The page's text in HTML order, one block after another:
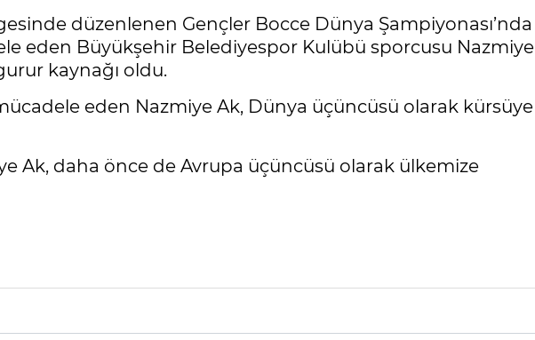
düzenlenen Gençler Bocce Dünya Şampiyonası’nda
eden Büyükşehir Belediyespor Kulübü sporcusu Nazmiye
kaynağı oldu.
eden Nazmiye Ak, Dünya üçüncüsü olarak kürsüye
Ak, daha önce de Avrupa üçüncüsü olarak ülkemize